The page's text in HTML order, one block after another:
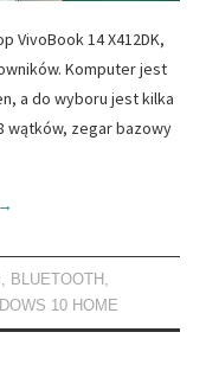
VivoBook 14 X412DK,
Komputer jest
a do wyboru jest kilka
wątków, zegar bazowy
→
, BLUETOOTH ,
10 HOME